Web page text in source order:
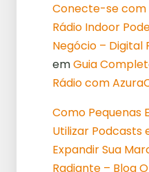
Conecte-se com
Rádio Indoor
Negócio – Digital
emGuia
Rádio com
Como Pequenas
Utilizar Podcasts
Expandir Sua
Radiante – Blog